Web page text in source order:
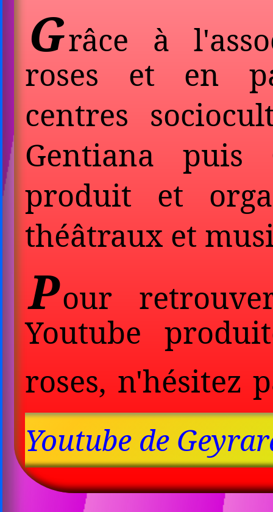
Grâce à
roses et en
centres
Gentiana puis
produit et
théâtraux et
Pour
Youtube
roses, n'hésitez
Youtube de